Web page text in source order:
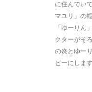
に住んでい
マユリ」の
「ゆーりん
クターがそ
の炎とゆー
ピーにします